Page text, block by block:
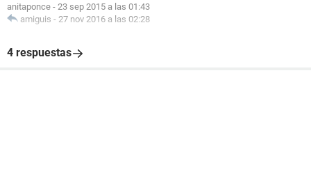
anitaponce - 23 sep 2015 a las 01:43
amiguis - 27 nov 2016 a las 02:28
4 respuestas